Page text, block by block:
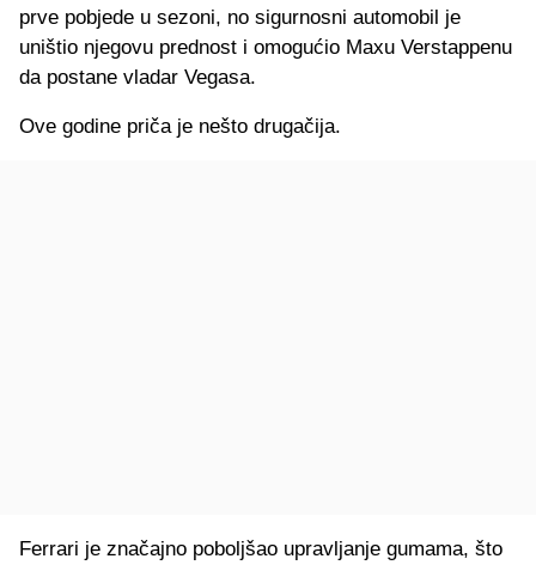
prve pobjede u sezoni, no sigurnosni automobil je
uništio njegovu prednost i omogućio Maxu Verstappenu
da postane vladar Vegasa.
Ove godine priča je nešto drugačija.
Ferrari je značajno poboljšao upravljanje gumama, što